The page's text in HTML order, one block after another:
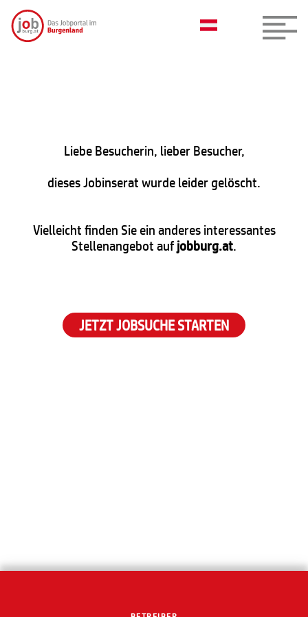
Liebe Besucherin, lieber Besucher,
dieses Jobinserat wurde leider gelöscht.
Vielleicht finden Sie ein anderes interessantes
Stellenangebot aufjobburg.at.
JETZT JOBSUCHE STARTEN